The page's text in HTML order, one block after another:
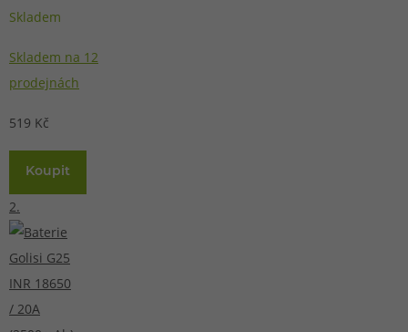
Skladem
Skladem na 12
prodejnách
519 Kč
Koupit
2.